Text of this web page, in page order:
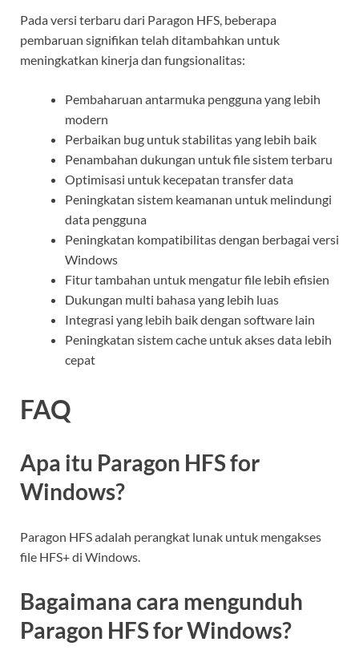
Pada versi terbaru dari Paragon HFS, beberapa
pembaruan signifikan telah ditambahkan untuk
meningkatkan kinerja dan fungsionalitas:
Pembaharuan antarmuka pengguna yang lebih
modern
Perbaikan bug untuk stabilitas yang lebih baik
Penambahan dukungan untuk file sistem terbaru
Optimisasi untuk kecepatan transfer data
Peningkatan sistem keamanan untuk melindungi
data pengguna
Peningkatan kompatibilitas dengan berbagai versi
Windows
Fitur tambahan untuk mengatur file lebih efisien
Dukungan multi bahasa yang lebih luas
Integrasi yang lebih baik dengan software lain
Peningkatan sistem cache untuk akses data lebih
cepat
FAQ
Apa itu Paragon HFS for
Windows?
Paragon HFS adalah perangkat lunak untuk mengakses
file HFS+ di Windows.
Bagaimana cara mengunduh
Paragon HFS for Windows?